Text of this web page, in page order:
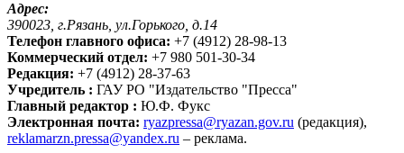
Адрес:
390023, г.Рязань, ул.Горького, д.14
Телефон главного офиса: +7 (4912) 28-98-13
Коммерческий отдел: +7 980 501-30-34
Редакция: +7 (4912) 28-37-63
Учредитель : ГАУ РО "Издательство "Пресса"
Главный редактор : Ю.Ф. Фукс
Электронная почта: ryazpressa@ryazan.gov.ru (редакция),
reklamarzn.pressa@yandex.ru – реклама.